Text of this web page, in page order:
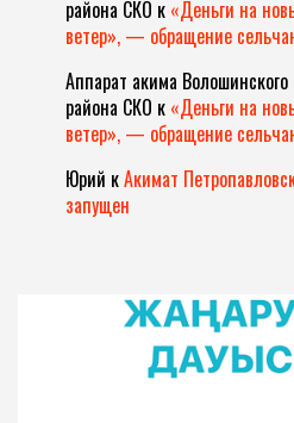
района СКО к «Деньги на
ветер», — обращение
Аппарат акима Волошинского
района СКО к «Деньги на
ветер», — обращение
Юрий кАкимат
запущен